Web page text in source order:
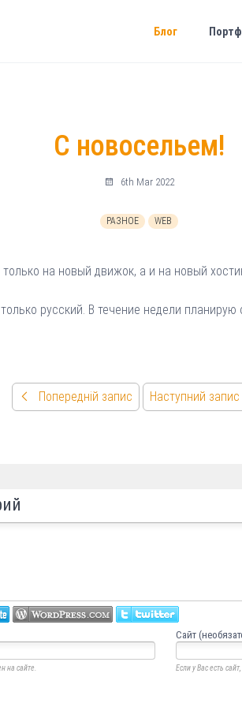
Блог
С новосельем!
6th Mar 2022
РАЗНОЕ WEB
на новый движок, а и на новый
русский. В течение недели
Попередній запис Наступний запис
Сайт
на сайте. Если у Вас есть